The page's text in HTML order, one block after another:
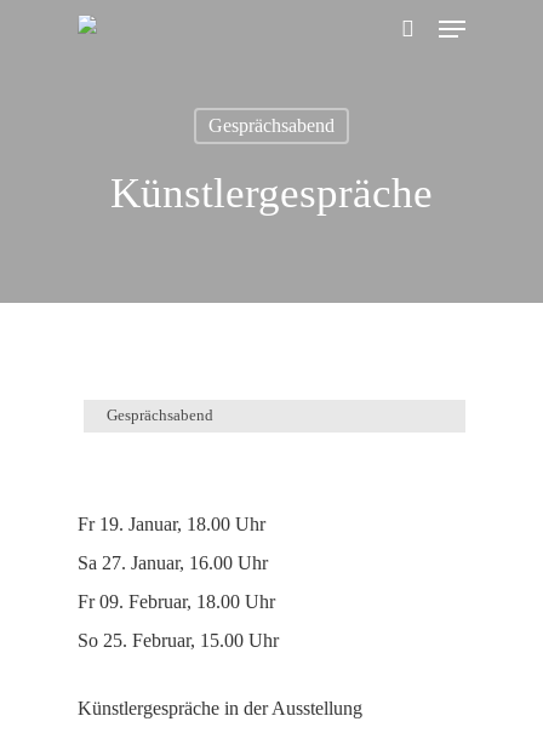
Menu
Gesprächsabend
Künstlergespräche
Gesprächsabend
Fr 19. Januar, 18.00 Uhr
Sa 27. Januar, 16.00 Uhr
Fr 09. Februar, 18.00 Uhr
So 25. Februar, 15.00 Uhr
Künstlergespräche in der Ausstellung